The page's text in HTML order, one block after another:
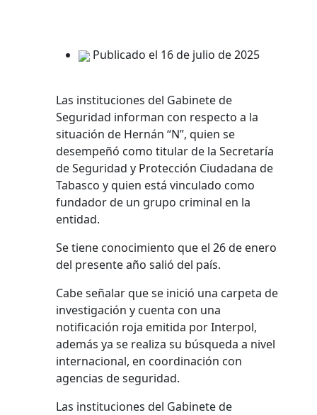
Publicado el 16 de julio de 2025
Las instituciones del Gabinete de
Seguridad informan con respecto a la
situación de Hernán “N”, quien se
desempeñó como titular de la Secretaría
de Seguridad y Protección Ciudadana de
Tabasco y quien está vinculado como
fundador de un grupo criminal en la
entidad.
Se tiene conocimiento que el 26 de enero
del presente año salió del país.
Cabe señalar que se inició una carpeta de
investigación y cuenta con una
notificación roja emitida por Interpol,
además ya se realiza su búsqueda a nivel
internacional, en coordinación con
agencias de seguridad.
Las instituciones del Gabinete de